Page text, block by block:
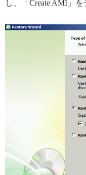
し、「Create AMI」を